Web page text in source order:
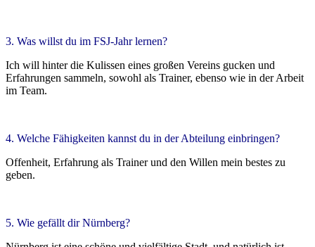
3. Was willst du im FSJ-Jahr lernen?
Ich will hinter die Kulissen eines großen Vereins gucken und
Erfahrungen sammeln, sowohl als Trainer, ebenso wie in der Arbeit
im Team.
4. Welche Fähigkeiten kannst du in der Abteilung einbringen?
Offenheit, Erfahrung als Trainer und den Willen mein bestes zu
geben.
5. Wie gefällt dir Nürnberg?